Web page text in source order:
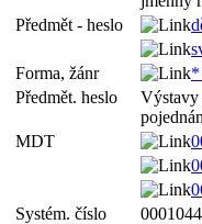
Předmět - heslo
Forma, žánr
*
Předmět. heslo
Výstavy
MDT
Systém. číslo